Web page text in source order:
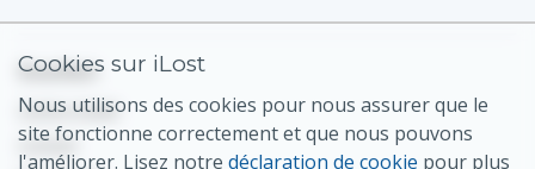
Soutien
Centre d'aide
Contact
Cookies sur iLost
Nous utilisons des cookies pour nous assurer que le
site fonctionne correctement et que nous pouvons
l'améliorer. Lisez notre déclaration de cookie pour plus